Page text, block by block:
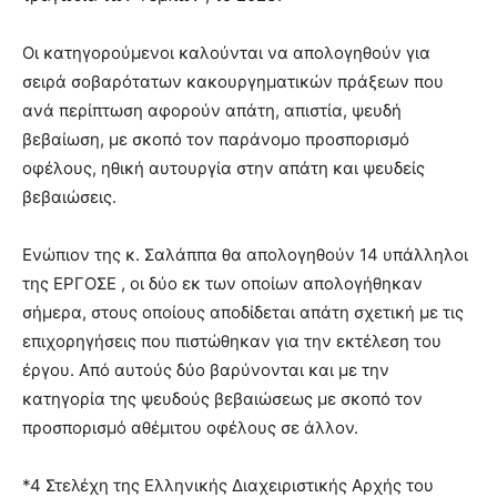
Οι κατηγορούμενοι καλούνται να απολογηθούν για
σειρά σοβαρότατων κακουργηματικών πράξεων που
ανά περίπτωση αφορούν απάτη, απιστία, ψευδή
βεβαίωση, με σκοπό τον παράνομο προσπορισμό
οφέλους, ηθική αυτουργία στην απάτη και ψευδείς
βεβαιώσεις.
Ενώπιον της κ. Σαλάππα θα απολογηθούν 14 υπάλληλοι
της ΕΡΓΟΣΕ , οι δύο εκ των οποίων απολογήθηκαν
σήμερα, στους οποίους αποδίδεται απάτη σχετική με τις
επιχορηγήσεις που πιστώθηκαν για την εκτέλεση του
έργου. Από αυτούς δύο βαρύνονται και με την
κατηγορία της ψευδούς βεβαιώσεως με σκοπό τον
προσπορισμό αθέμιτου οφέλους σε άλλον.
*4 Στελέχη της Ελληνικής Διαχειριστικής Αρχής του